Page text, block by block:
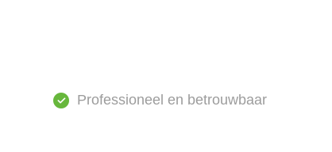
Professioneel en betrouwbaar